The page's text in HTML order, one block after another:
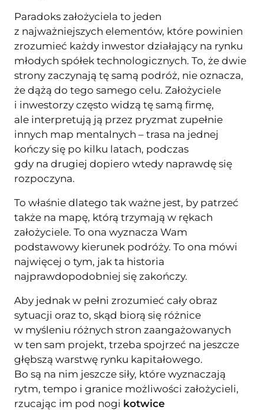
Paradoks założyciela to jeden
z najważniejszych elementów, które powinien
zrozumieć każdy inwestor działający na rynku
młodych spółek technologicznych. To, że dwie
strony zaczynają tę samą podróż, nie oznacza,
że dążą do tego samego celu. Założyciele
i inwestorzy często widzą tę samą firmę,
ale interpretują ją przez pryzmat zupełnie
innych map mentalnych – trasa na jednej
kończy się po kilku latach, podczas
gdy na drugiej dopiero wtedy naprawdę się
rozpoczyna.
To właśnie dlatego tak ważne jest, by patrzeć
także na mapę, którą trzymają w rękach
założyciele. To ona wyznacza Wam
podstawowy kierunek podróży. To ona mówi
najwięcej o tym, jak ta historia
najprawdopodobniej się zakończy.
Aby jednak w pełni zrozumieć cały obraz
sytuacji oraz to, skąd biorą się różnice
w myśleniu różnych stron zaangażowanych
w ten sam projekt, trzeba spojrzeć na jeszcze
głębszą warstwę rynku kapitałowego.
Bo są na nim jeszcze siły, które wyznaczają
rytm, tempo i granice możliwości założycieli,
rzucając im pod nogi kotwice